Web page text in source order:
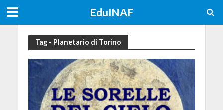
EduINAF
Tag - Planetario di Torino